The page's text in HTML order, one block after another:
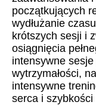
początkujących
wydłużanie
krótszych sesji i
osiągnięcia
intensywne
wytrzymałości,
intensywne
serca i